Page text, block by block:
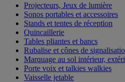
Projecteurs, Jeux de lumière
Sonos portables et accessoires
Stands et tentes de réception
Quincaillerie
Tables pliantes et bancs
Rubalise et cônes de
Marquage au sol intérieur,
Porte voix et talkies walkies
Vaisselle jetable